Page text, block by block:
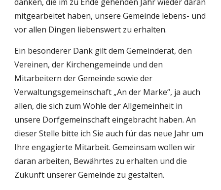
mitgearbeitet haben, unsere Gemeinde lebens- und
vor allen Dingen liebenswert zu erhalten.
Ein besonderer Dank gilt dem Gemeinderat, den
Vereinen, der Kirchengemeinde und den
Mitarbeitern der Gemeinde sowie der
Verwaltungsgemeinschaft „An der Marke“, ja auch
allen, die sich zum Wohle der Allgemeinheit in
unsere Dorfgemeinschaft eingebracht haben. An
dieser Stelle bitte ich Sie auch für das neue Jahr um
Ihre engagierte Mitarbeit. Gemeinsam wollen wir
daran arbeiten, Bewährtes zu erhalten und die
Zukunft unserer Gemeinde zu gestalten.